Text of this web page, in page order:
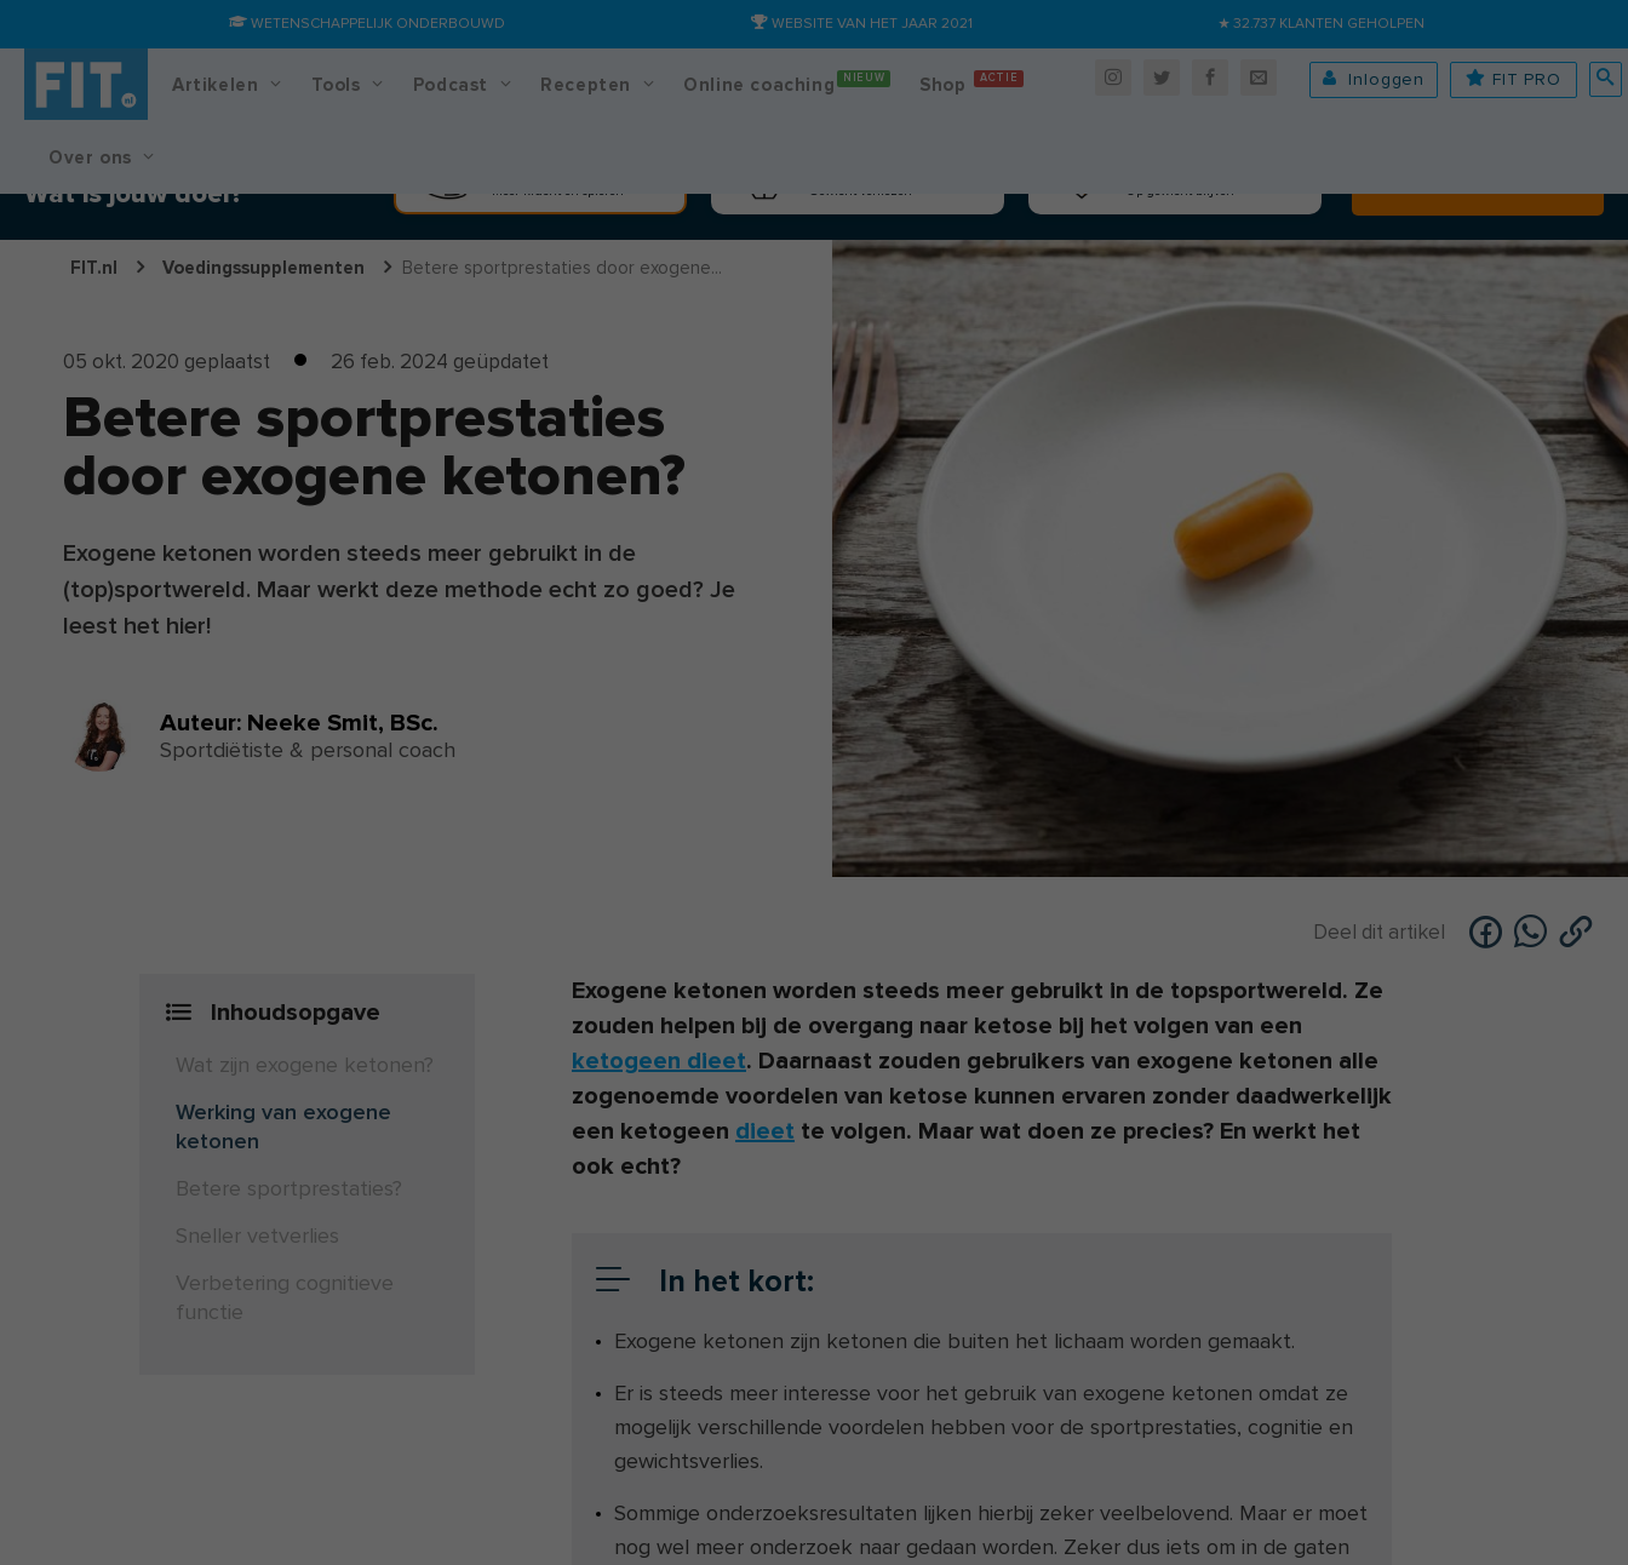
WETENSCHAPPELIJK ONDERBOUWD WEBSITE VAN HET JAAR 2021 ★ 32.737 KLANTEN GEHOLPEN
Artikelen Tools Podcast Recepten Online coaching NIEUW Shop ACTIE
Over ons
Inloggen FIT PRO
Training & voedingsplan
Wat is jouw doel?
FIT.nl Voedingssupplementen Betere sportprestaties door exogene...
05 okt. 2020 geplaatst 26 feb. 2024 geüpdatet
Betere sportprestaties
door exogene ketonen?
Exogene ketonen worden steeds meer gebruikt in de
(top)sportwereld. Maar werkt deze methode echt zo goed? Je
leest het hier!
Auteur: Neeke Smit, BSc.
Sportdiëtiste & personal coach
Inhoudsopgave
Wat zijn exogene ketonen?
Werking van exogene
ketonen
Betere sportprestaties?
Sneller vetverlies
Verbetering cognitieve
functie
Deel dit artikel
Exogene ketonen worden steeds meer gebruikt in de topsportwereld. Ze
zouden helpen bij de overgang naar ketose bij het volgen van een
ketogeen dieet. Daarnaast zouden gebruikers van exogene ketonen alle
zogenoemde voordelen van ketose kunnen ervaren zonder daadwerkelijk
een ketogeen dieet te volgen. Maar wat doen ze precies? En werkt het
ook echt?
In het kort:
Exogene ketonen zijn ketonen die buiten het lichaam worden gemaakt.
Er is steeds meer interesse voor het gebruik van exogene ketonen omdat ze
mogelijk verschillende voordelen hebben voor de sportprestaties, cognitie en
gewichtsverlies.
Sommige onderzoeksresultaten lijken hierbij zeker veelbelovend. Maar er moet
nog wel meer onderzoek naar gedaan worden. Zeker dus iets om in de gaten